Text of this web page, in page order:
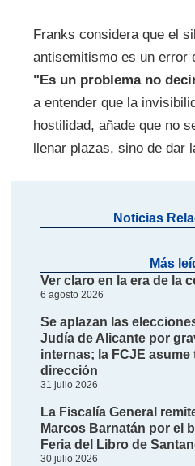
Franks considera que el
antisemitismo es un error
"Es un problema no
a entender que la
hostilidad, añade que no
llenar plazas, sino de dar
Noticias
Más
Ver claro en la era de la
6 agosto 2026
Se aplazan las
Judía de Alicante por
internas; la FCJE
dirección
31 julio 2026
La Fiscalía General
Marcos Barnatán por el
Feria del Libro de
30 julio 2026